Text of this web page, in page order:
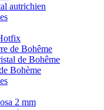
autrichien
de Bohême
de Bohême
Bohème
2 mm